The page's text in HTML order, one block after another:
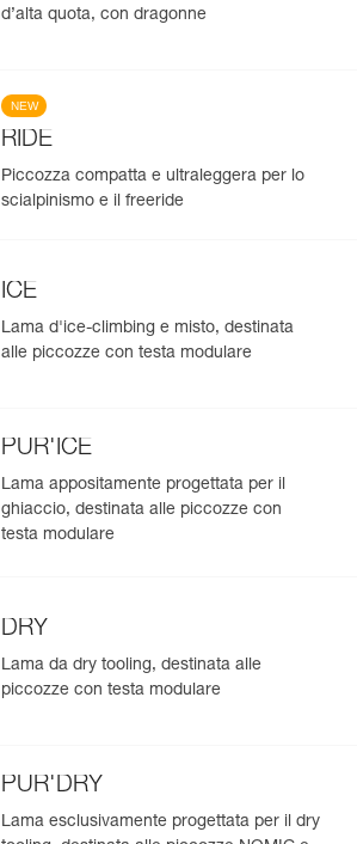
d’alta quota, con dragonne
NEW
RIDE
Piccozza compatta e ultraleggera per lo
scialpinismo e il freeride
ICE
Lama d'ice-climbing e misto, destinata
alle piccozze con testa modulare
PUR'ICE
Lama appositamente progettata per il
ghiaccio, destinata alle piccozze con
testa modulare
DRY
Lama da dry tooling, destinata alle
piccozze con testa modulare
PUR'DRY
Lama esclusivamente progettata per il dry